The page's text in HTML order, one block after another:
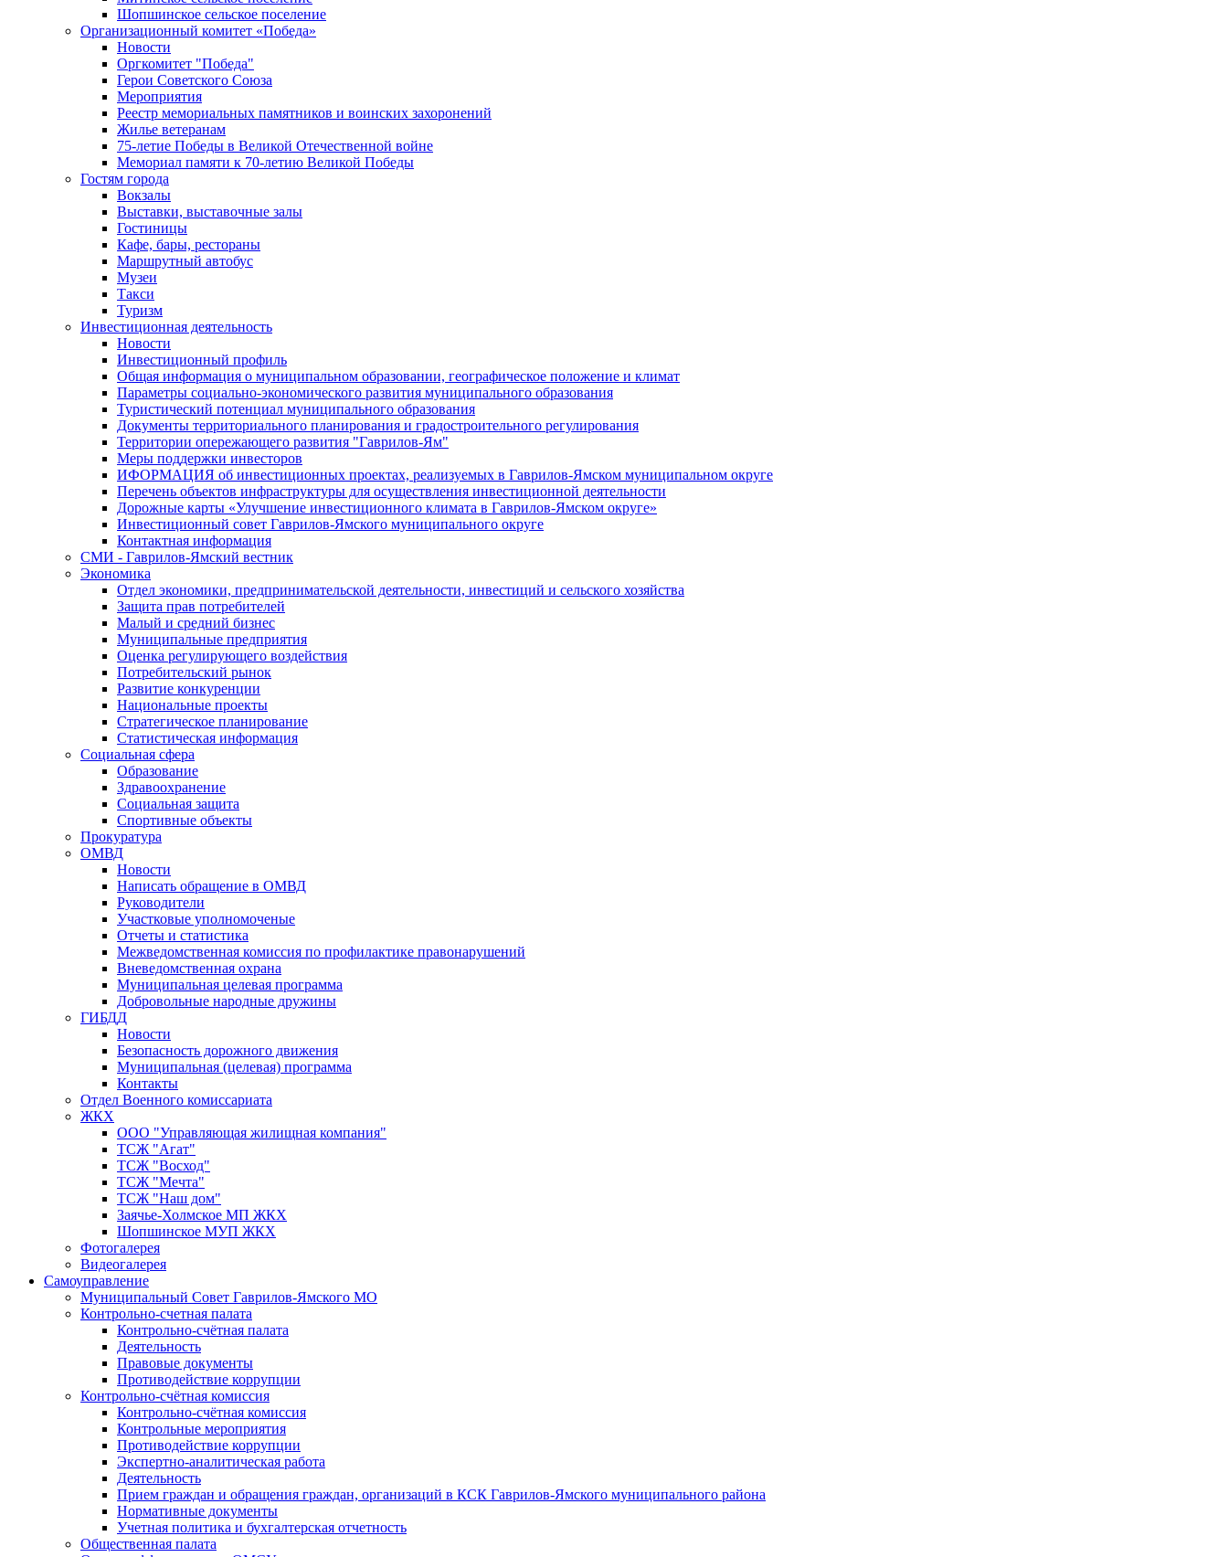
Шопшинское сельское поселение
Организационный комитет «Победа»
Новости
Оргкомитет "Победа"
Герои Советского Союза
Мероприятия
Реестр мемориальных памятников и воинских захоронений
Жилье ветеранам
75-летие Победы в Великой Отечественной войне
Мемориал памяти к 70-летию Великой Победы
Гостям города
Вокзалы
Выставки, выставочные залы
Гостиницы
Кафе, бары, рестораны
Маршрутный автобус
Музеи
Такси
Туризм
Инвестиционная деятельность
Новости
Инвестиционный профиль
Общая информация о муниципальном образовании, географическое положение и климат
Параметры социально-экономического развития муниципального образования
Туристический потенциал муниципального образования
Документы территориального планирования и градостроительного регулирования
Территории опережающего развития "Гаврилов-Ям"
Меры поддержки инвесторов
ИФОРМАЦИЯ об инвестиционных проектах, реализуемых в Гаврилов-Ямском муниципальном округе
Перечень объектов инфраструктуры для осуществления инвестиционной деятельности
Дорожные карты «Улучшение инвестиционного климата в Гаврилов-Ямском округе»
Инвестиционный совет Гаврилов-Ямского муниципального округе
Контактная информация
СМИ - Гаврилов-Ямский вестник
Экономика
Отдел экономики, предпринимательской деятельности, инвестиций и сельского хозяйства
Защита прав потребителей
Малый и средний бизнес
Муниципальные предприятия
Оценка регулирующего воздействия
Потребительский рынок
Развитие конкуренции
Национальные проекты
Стратегическое планирование
Статистическая информация
Социальная сфера
Образование
Здравоохранение
Социальная защита
Спортивные объекты
Прокуратура
ОМВД
Новости
Написать обращение в ОМВД
Руководители
Участковые уполномоченые
Отчеты и статистика
Межведомственная комиссия по профилактике правонарушений
Вневедомственная охрана
Муниципальная целевая программа
Добровольные народные дружины
ГИБДД
Новости
Безопасность дорожного движения
Муниципальная (целевая) программа
Контакты
Отдел Военного комиссариата
ЖКХ
ООО "Управляющая жилищная компания"
ТСЖ "Агат"
ТСЖ "Восход"
ТСЖ "Мечта"
ТСЖ "Наш дом"
Заячье-Холмское МП ЖКХ
Шопшинское МУП ЖКХ
Фотогалерея
Видеогалерея
Самоуправление
Муниципальный Совет Гаврилов-Ямского МО
Контрольно-счетная палата
Контрольно-счётная палата
Деятельность
Правовые документы
Противодействие коррупции
Контрольно-счётная комиссия
Контрольно-счётная комиссия
Контрольные мероприятия
Противодействие коррупции
Экспертно-аналитическая работа
Деятельность
Прием граждан и обращения граждан, организаций в КСК Гаврилов-Ямского муниципального района
Нормативные документы
Учетная политика и бухгалтерская отчетность
Общественная палата